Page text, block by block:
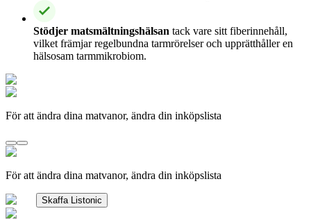
Stödjer matsmältningshälsan tack vare sitt fiberinnehåll,
vilket främjar regelbundna tarmrörelser och upprätthåller en
hälsosam tarmmikrobiom.
För att ändra dina matvanor, ändra din inköpslista
För att ändra dina matvanor, ändra din inköpslista
Skaffa Listonic